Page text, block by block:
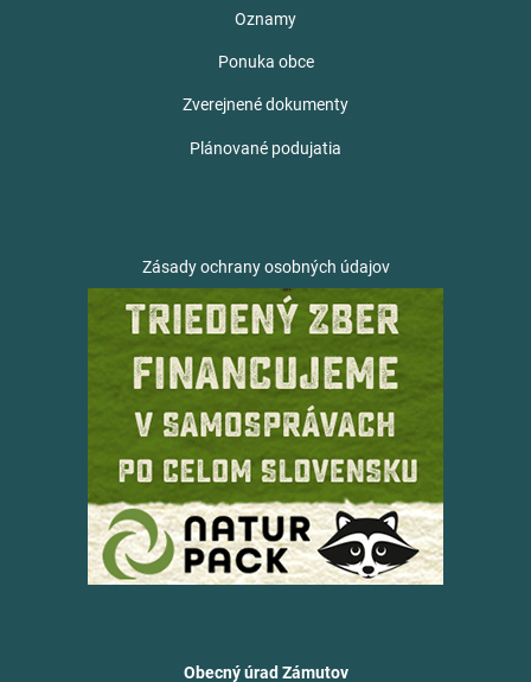
Oznamy
Ponuka obce
Zverejnené dokumenty
Plánované podujatia
Zásady ochrany osobných údajov
Obecný úrad Zámutov